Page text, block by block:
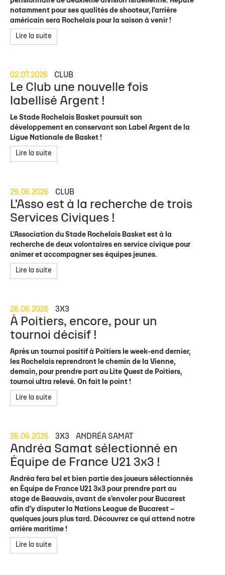
notamment pour ses qualités de shooteur, l'arrière
américain sera Rochelais pour la saison à venir !
Lire la suite
02.07.2026 CLUB
Le Club une nouvelle fois
labellisé Argent !
Le Stade Rochelais Basket poursuit son
développement en conservant son Label Argent de la
Ligue Nationale de Basket !
Lire la suite
29.06.2026 CLUB
L'Asso est à la recherche de trois
Services Civiques !
L'Association du Stade Rochelais Basket est à la
recherche de deux volontaires en service civique pour
animer et accompagner ses équipes jeunes.
Lire la suite
26.06.2026 3X3
À Poitiers, encore, pour un
tournoi décisif !
Après un tournoi positif à Poitiers le week-end dernier,
les Rochelais reprendront le chemin de la Vienne,
demain, pour prendre part au Lite Quest de Poitiers,
tournoi ultra relevé. On fait le point !
Lire la suite
26.06.2026 3X3 ANDRÉA SAMAT
Andréa Samat sélectionné en
Équipe de France U21 3x3 !
Andréa fera bel et bien partie des joueurs sélectionnés
en Équipe de France U21 3x3 pour prendre part au
stage de Beauvais, avant de s’envoler pour Bucarest
afin d'y disputer la Nations League de Bucarest –
quelques jours plus tard. Découvrez ce qui attend notre
arrière maritime !
Lire la suite